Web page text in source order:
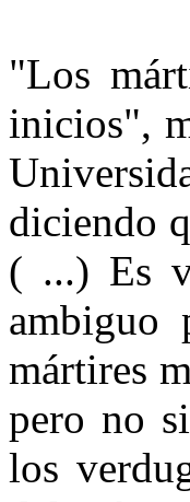
"Los
inicios",
diciendo
( ...) Es
ambiguo
mártires
pero no
los